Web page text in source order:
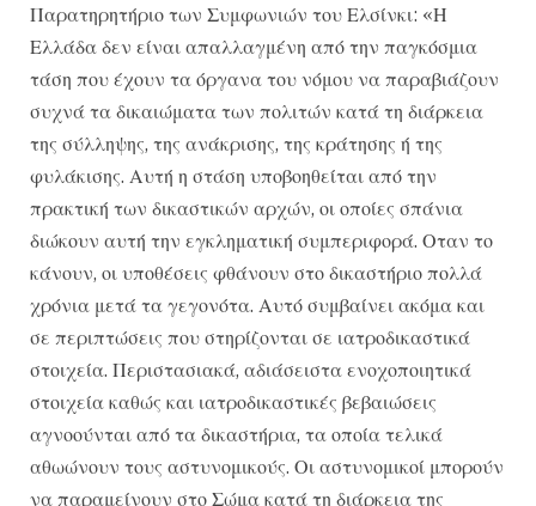
Παρατηρητήριο των Συμφωνιών του Ελσίνκι: «Η
Ελλάδα δεν είναι απαλλαγμένη από την παγκόσμια
τάση που έχουν τα όργανα του νόμου να παραβιάζουν
συχνά τα δικαιώματα των πολιτών κατά τη διάρκεια
της σύλληψης, της ανάκρισης, της κράτησης ή της
φυλάκισης. Αυτή η στάση υποβοηθείται από την
πρακτική των δικαστικών αρχών, οι οποίες σπάνια
διώκουν αυτή την εγκληματική συμπεριφορά. Οταν το
κάνουν, οι υποθέσεις φθάνουν στο δικαστήριο πολλά
χρόνια μετά τα γεγονότα. Αυτό συμβαίνει ακόμα και
σε περιπτώσεις που στηρίζονται σε ιατροδικαστικά
στοιχεία. Περιστασιακά, αδιάσειστα ενοχοποιητικά
στοιχεία καθώς και ιατροδικαστικές βεβαιώσεις
αγνοούνται από τα δικαστήρια, τα οποία τελικά
αθωώνουν τους αστυνομικούς. Οι αστυνομικοί μπορούν
να παραμείνουν στο Σώμα κατά τη διάρκεια της